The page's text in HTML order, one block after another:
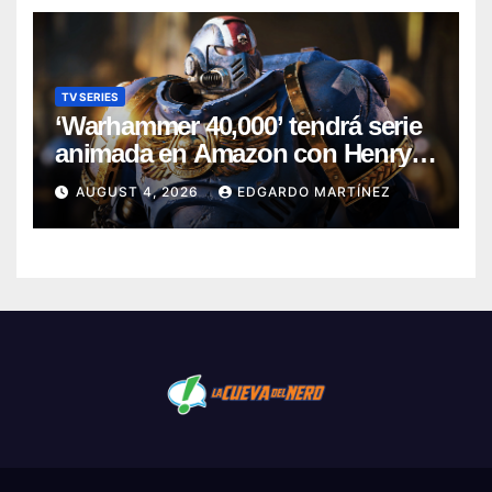
TV SERIES
‘Warhammer 40,000’ tendrá serie
animada en Amazon con Henry
Cavill como productor
AUGUST 4, 2026 EDGARDO MARTÍNEZ